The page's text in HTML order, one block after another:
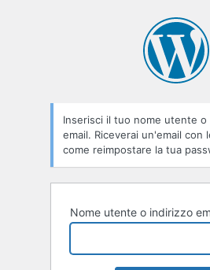
Inserisci il tuo nome utente
email. Riceverai un'email con
come reimpostare la tua
Nome utente o indirizzo